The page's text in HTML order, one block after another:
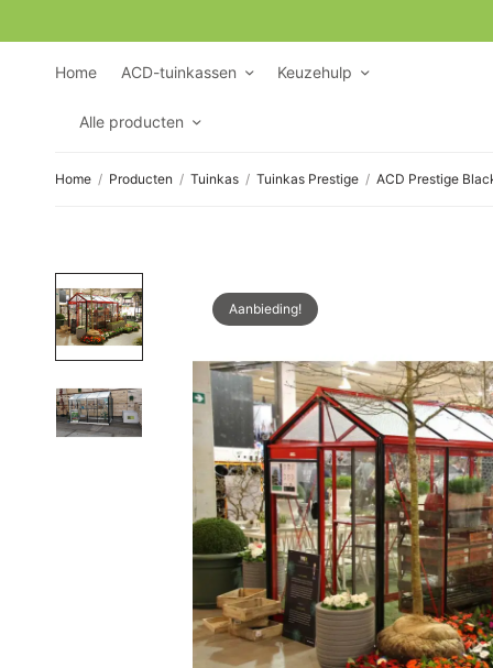
Home ACD-tuinkassen Keuzehulp
Alle producten
Home / Producten / Tuinkas / Tuinkas Prestige / ACD Prestige
Aanbieding!